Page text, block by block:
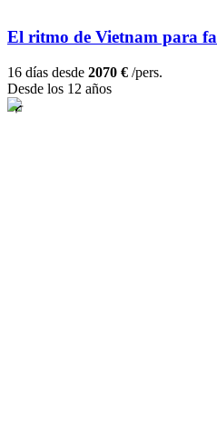
El ritmo de Vietnam para
16 días desde 2070 € /pers.
Desde los 12 años